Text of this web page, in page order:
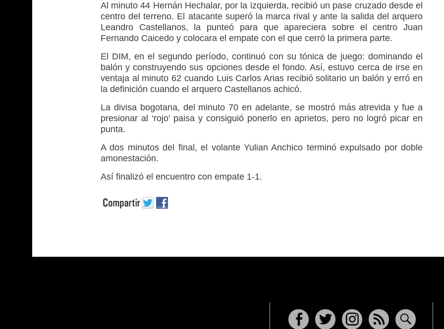
Al minuto 44 Hernán Hechalar, por la izquierda, recibió un pase cruzado desde el
centro del terreno. El atacante superó la marca rival y ante la salida del arquero
Leandro Castellanos, la punteó para que apareciera sobre el centro Juan
Fernando Caicedo y colocara el empate con el que cerró la primera parte.
El DIM, en el segundo período, continuó con su tónica de juego: dominando el
balón y construyendo sus opciones desde el fondo. Así, estuvo cerca de irse en
ventaja al minuto 62 cuando Luis Carlos Arias recibió solitario un balón y erró en
la definición cuando el arquero Castellanos achicó.
La divisa bogotana, del minuto 70 en adelante, se mostró más atrevida y fue a
presionar al ‘rojo’ paisa y consiguió ponerlo en aprietos, pero no logró picar en
punta.
A dos minutos del final, el volante Yulian Anchico terminó expulsado por doble
amonestación.
Así finalizó el encuentro con empate 1-1.